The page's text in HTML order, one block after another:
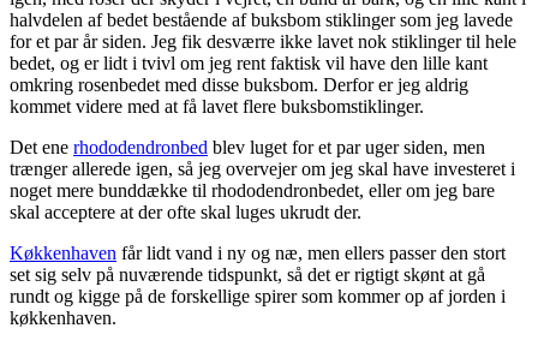
halvdelen af bedet bestående af buksbom stiklinger som jeg lavede
for et par år siden. Jeg fik desværre ikke lavet nok stiklinger til hele
bedet, og er lidt i tvivl om jeg rent faktisk vil have den lille kant
omkring rosenbedet med disse buksbom. Derfor er jeg aldrig
kommet videre med at få lavet flere buksbomstiklinger.
Det ene rhododendronbed blev luget for et par uger siden, men
trænger allerede igen, så jeg overvejer om jeg skal have investeret i
noget mere bunddække til rhododendronbedet, eller om jeg bare
skal acceptere at der ofte skal luges ukrudt der.
Køkkenhaven får lidt vand i ny og næ, men ellers passer den stort
set sig selv på nuværende tidspunkt, så det er rigtigt skønt at gå
rundt og kigge på de forskellige spirer som kommer op af jorden i
køkkenhaven.